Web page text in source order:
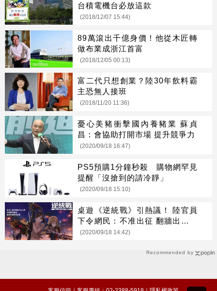
Recommended by
台積電機台必放這款
(2018/12/07 15:44)
89萬滾出千億身價！他從木匠轉
做布業成浙江首富
(2018/12/05 00:13)
富二代只想創業？陸30年飲料霸
主恐無人接班
(2018/11/20 11:36)
憂心美豬衝擊國內養豬業 蘇貞
昌：會協助打開市場 提升競爭力
(2020/09/18 16:47)
PS5預購1分鐘秒殺 購物網罕見
提醒「沒搶到的請冷靜」
(2020/09/18 15:10)
桌遊《逆統戰》引熱議！ 陸官員
下令網民：不准出征 翻牆出去吵
也不行！
(2020/09/18 14:42)